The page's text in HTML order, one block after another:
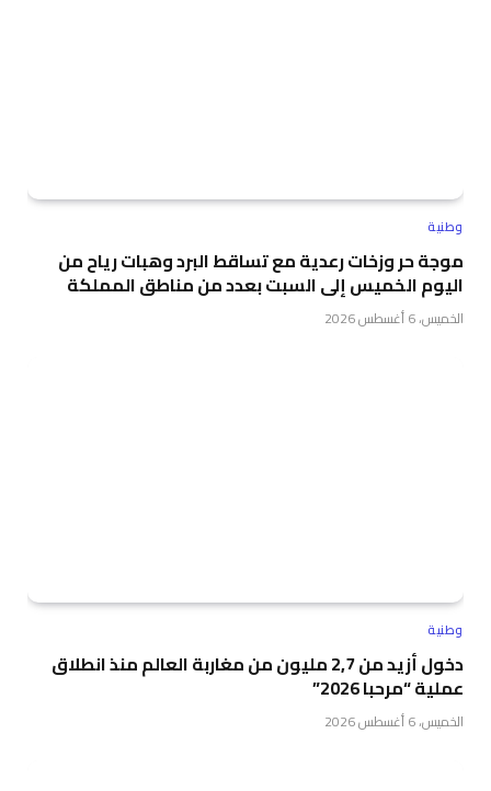
وطنية
موجة حر وزخات رعدية مع تساقط البرد وهبات رياح من
اليوم الخميس إلى السبت بعدد من مناطق المملكة
الخميس، 6 أغسطس 2026
وطنية
دخول أزيد من 2,7 مليون من مغاربة العالم منذ انطلاق
عملية “مرحبا 2026”
الخميس، 6 أغسطس 2026